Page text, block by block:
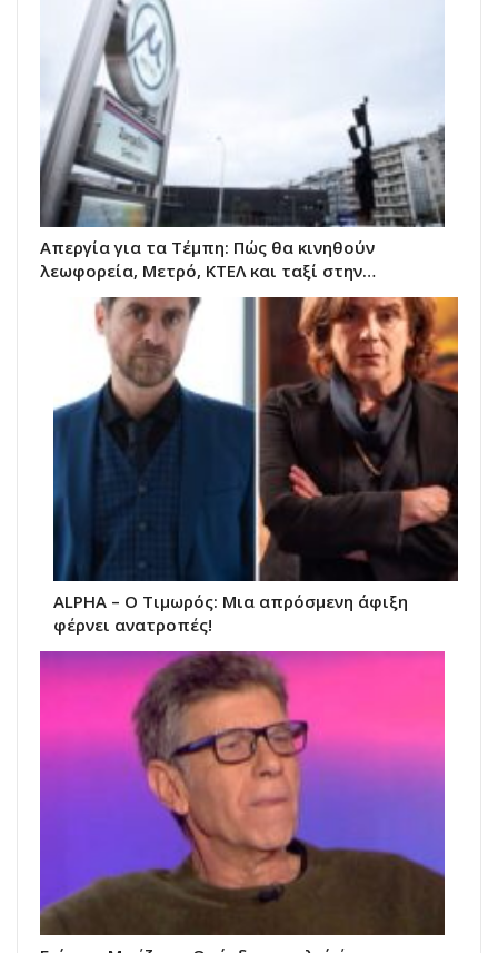
Απεργία για τα Τέμπη: Πώς θα κινηθούν
λεωφορεία, Μετρό, ΚΤΕΛ και ταξί στην…
ALPHA – O Τιμωρός: Μια απρόσμενη άφιξη
φέρνει ανατροπές!